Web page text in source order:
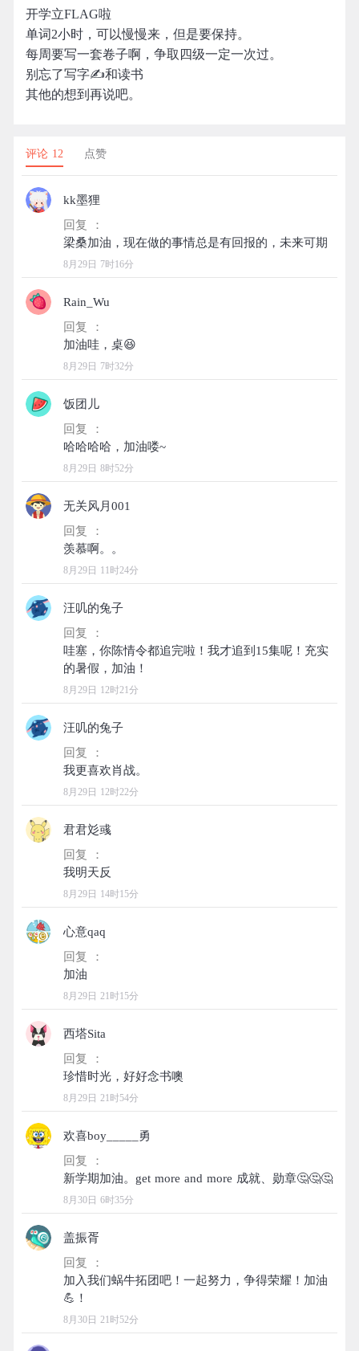
开学立FLAG啦
单词2小时，可以慢慢来，但是要保持。
每周要写一套卷子啊，争取四级一定一次过。
别忘了写字✍和读书
其他的想到再说吧。
评论 12 点赞
kk墨狸
回复 ：
8月29日 7时16分
Rain_Wu
回复 ：
8月29日 7时32分
饭团儿
回复 ：
8月29日 8时52分
无关风月001
回复 ：
8月29日 11时24分
汪叽的兔子
回复 ：
哇塞，你陈情令都追完啦！我才追到15集呢！充实
8月29日 12时21分
汪叽的兔子
回复 ：
8月29日 12时22分
君君彣彧
回复 ：
8月29日 14时15分
心意qaq
回复 ：
8月29日 21时15分
西塔Sita
回复 ：
8月29日 21时54分
欢喜boy_____勇
回复 ：
8月30日 6时35分
盖振胥
回复 ：
加入我们蜗牛拓团吧！一起努力，争得荣耀！加油
8月30日 21时52分